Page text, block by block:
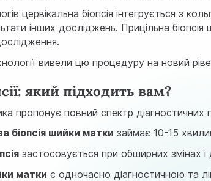
цервікальна біопсія інтегрується
інших досліджень. Прицільна
вивели цю процедуру на новий
який підходить вам?
пропонує повний спектр
біопсія шийки матки займає 10-15
застосовується при обширних змінах
матки є одночасно діагностичною та